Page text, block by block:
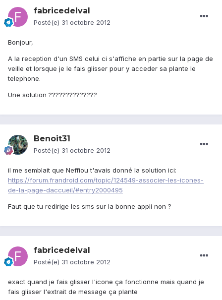
fabricedelval
Posté(e) 31 octobre 2012
Bonjour,
A la reception d'un SMS celui ci s'affiche en partie sur la page de
veille et lorsque je le fais glisser pour y acceder sa plante le
telephone.
Une solution ??????????????
Benoit31
Posté(e) 31 octobre 2012
il me semblait que Neffiou t'avais donné la solution ici:
https://forum.frandroid.com/topic/124549-associer-les-icones-
de-la-page-daccueil/#entry2000495
Faut que tu redirige les sms sur la bonne appli non ?
fabricedelval
Posté(e) 31 octobre 2012
exact quand je fais glisser l'icone ça fonctionne mais quand je
fais glisser l'extrait de message ça plante